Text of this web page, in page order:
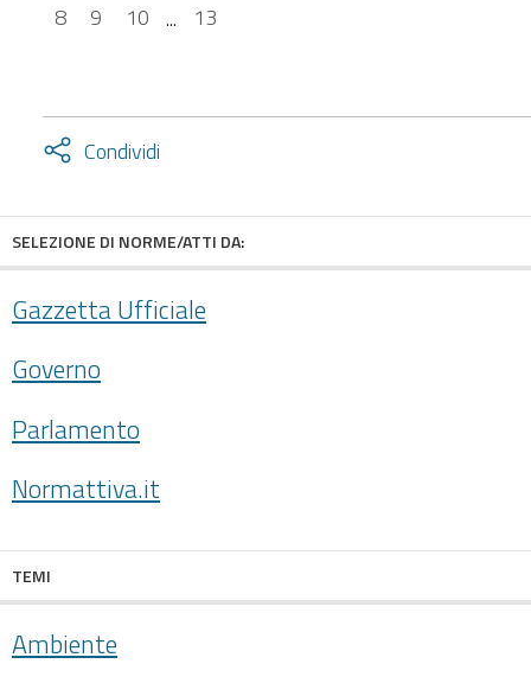
8
9 10 ... 13
Condividi
Attiva
SELEZIONE DI NORME/ATTI DA:
Gazzetta Ufficiale
Governo
Parlamento
Normattiva.it
TEMI
Ambiente